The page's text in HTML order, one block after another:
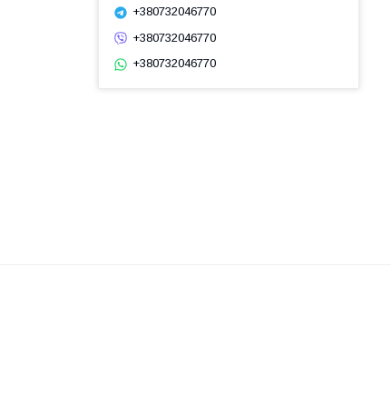
+380732046770
+380732046770
+380732046770